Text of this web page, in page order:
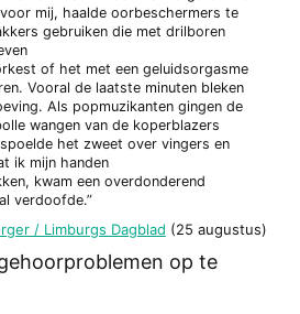
mij, haalde oorbeschermers te
gebruiken die met drilboren
of het met een geluidsorgasme
Vooral de laatste minuten bleken
Als popmuzikanten gingen de
wangen van de koperblazers
het zweet over vingers en
ik mijn handen
kwam een overdonderend
verdoofde.”
/ Limburgs Dagblad (25 augustus)
op te